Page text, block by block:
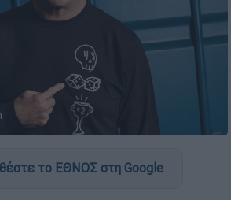
το ΕΘΝΟΣ στη Google